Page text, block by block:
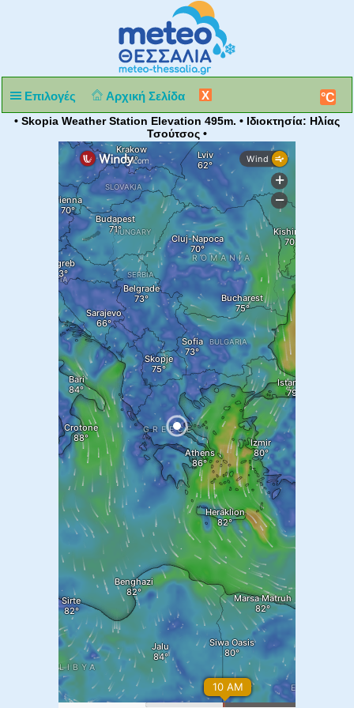
Επιλογές Αρχική Σελίδα X °C
• Skopia Weather Station Elevation 495m. • Ιδιοκτησία: Ηλίας
Τσούτσος •